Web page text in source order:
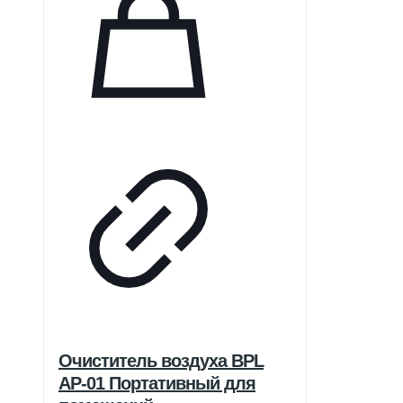
Очиститель воздуха BPL
AP-01 Портативный для